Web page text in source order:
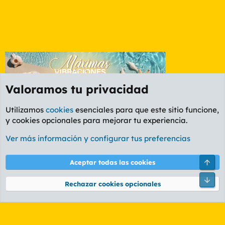
Foro General
Cookies
PL OLDSTYLE AMARILLO
Términos y reglas Política de privacidad Ayuda
Community platform by XenForo® © 2010-2026 XenForo Ltd.
Valoramos tu privacidad
Utilizamos cookies esenciales para que este sitio funcione,
y cookies opcionales para mejorar tu experiencia.
Ver más información y configurar tus preferencias
Aceptar todas las cookies
Rechazar cookies opcionales
Pie